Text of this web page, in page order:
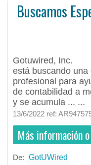
Buscamos
Gotuwired, Inc.
está buscando
profesional para
de contabilidad a
y se acumula ... ...
13/6/2022 ref:
Más información
De: GotUWired